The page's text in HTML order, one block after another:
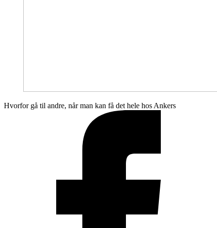
Hvorfor gå til andre, når man kan få det hele hos Ankers